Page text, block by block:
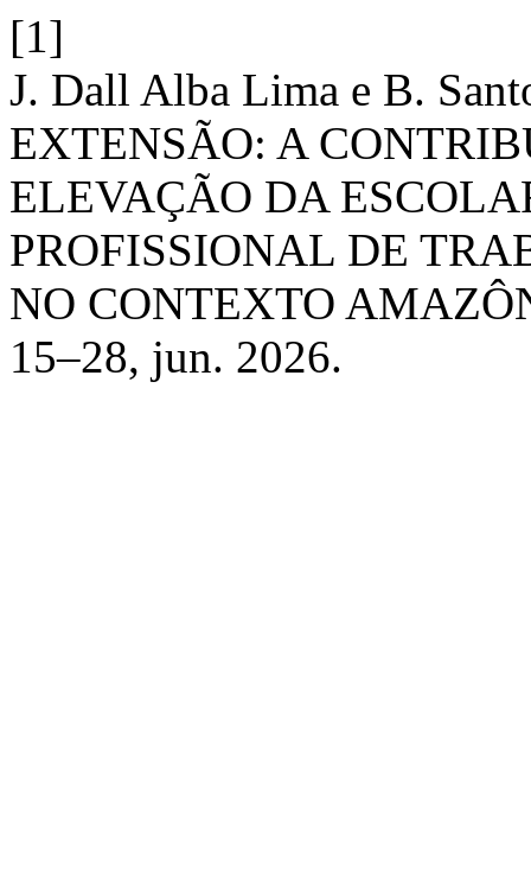
[1]
J. Dall Alba Lima e B.
EXTENSÃO: A
ELEVAÇÃO DA
PROFISSIONAL DE
NO CONTEXTO
15–28, jun. 2026.